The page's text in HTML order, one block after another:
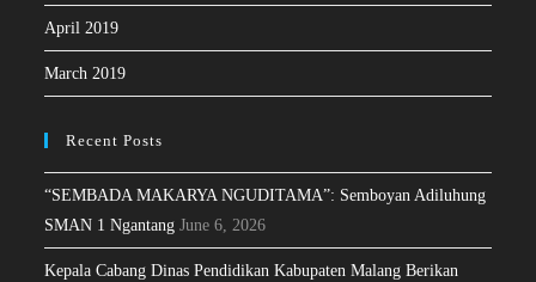
April 2019
March 2019
Recent Posts
“SEMBADA MAKARYA NGUDITAMA”: Semboyan Adiluhung
SMAN 1 Ngantang June 6, 2026
Kepala Cabang Dinas Pendidikan Kabupaten Malang Berikan